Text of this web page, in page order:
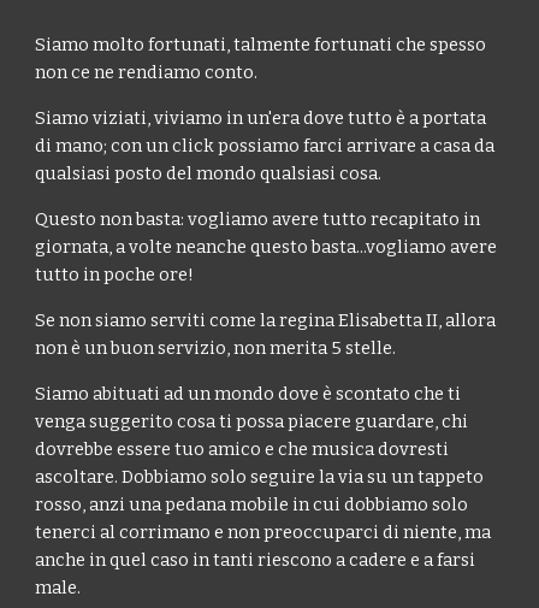
Siamo molto fortunati, talmente fortunati che spesso
non ce ne rendiamo conto.
Siamo viziati, viviamo in un'era dove tutto è a portata
di mano; con un click possiamo farci arrivare a casa da
qualsiasi posto del mondo qualsiasi cosa.
Questo non basta: vogliamo avere tutto recapitato in
giornata, a volte neanche questo basta...vogliamo avere
tutto in poche ore!
Se non siamo serviti come la regina Elisabetta II, allora
non è un buon servizio, non merita 5 stelle.
Siamo abituati ad un mondo dove è scontato che ti
venga suggerito cosa ti possa piacere guardare, chi
dovrebbe essere tuo amico e che musica dovresti
ascoltare. Dobbiamo solo seguire la via su un tappeto
rosso, anzi una pedana mobile in cui dobbiamo solo
tenerci al corrimano e non preoccuparci di niente, ma
anche in quel caso in tanti riescono a cadere e a farsi
male.